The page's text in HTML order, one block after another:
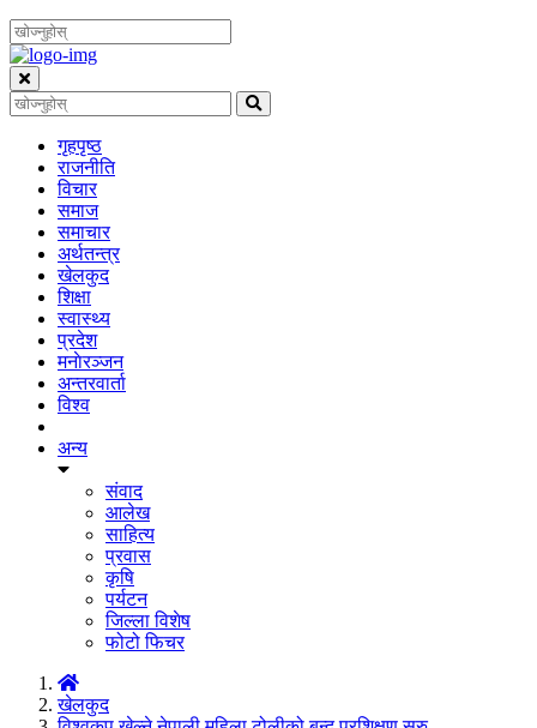
गृहपृष्‍ठ
राजनीति
विचार
समाज
समाचार
अर्थतन्त्र
खेलकुद
शिक्षा
स्वास्थ्य
प्रदेश
मनाेरञ्जन
अन्तरवार्ता
विश्व
अन्य
संवाद
आलेख
साहित्य
प्रवास
कृषि
पर्यटन
जिल्ला विशेष
फोटो फिचर
खेलकुद